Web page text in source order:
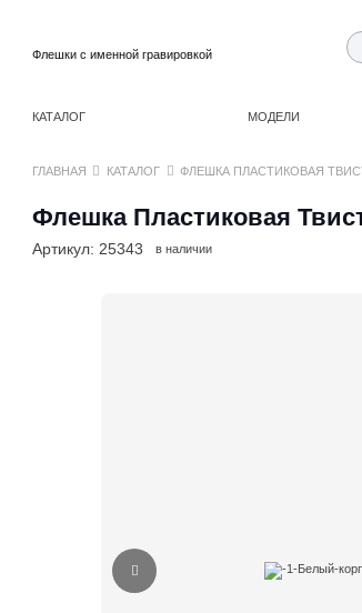
Флешки с именной гравировкой
КАТАЛОГ
МОДЕЛИ
ГЛАВНАЯ КАТАЛОГ ФЛЕШКА ПЛАСТИКОВАЯ
Флешка Пластиковая
Артикул: 25343 в наличии